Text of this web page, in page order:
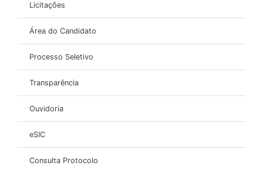
Licitações
Área do Candidato
Processo Seletivo
Transparência
Ouvidoria
eSIC
Consulta Protocolo